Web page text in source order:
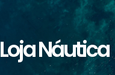
Loja Náutica